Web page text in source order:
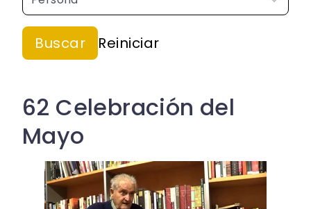
62 Celebración del
Mayo